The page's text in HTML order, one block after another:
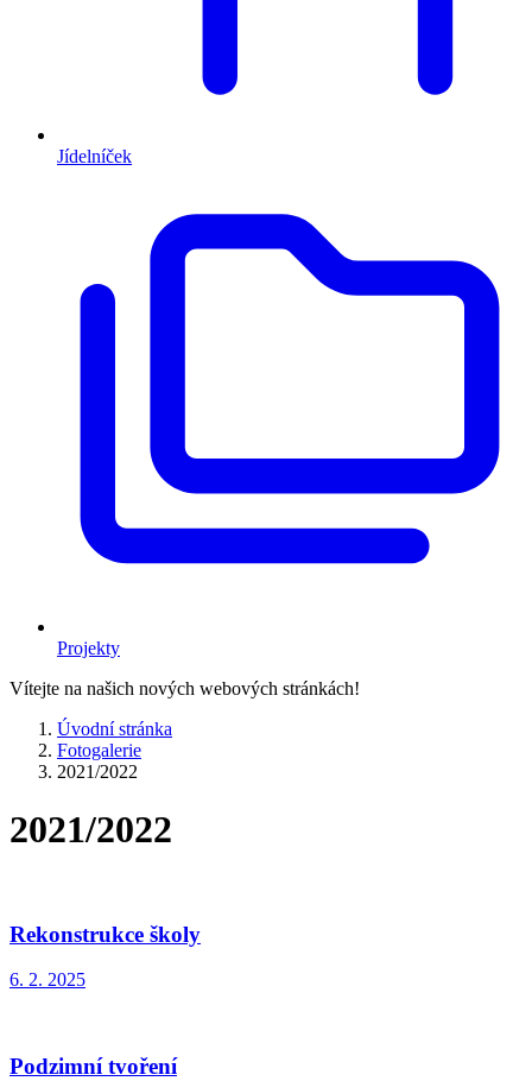
Jídelníček
Projekty
Vítejte na našich nových webových stránkách!
Úvodní stránka
Fotogalerie
2021/2022
2021/2022
Rekonstrukce školy
6. 2. 2025
Podzimní tvoření